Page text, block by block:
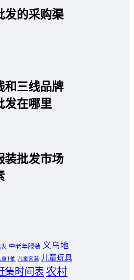
发的采购渠
和三线品牌
发在哪里
装批发市场
中老年服装 义乌地
童T恤 儿童套装 儿童玩具
集时间表 农村